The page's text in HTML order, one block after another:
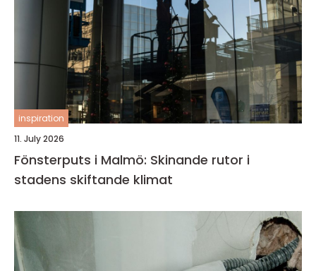
inspiration
11. July 2026
Fönsterputs i Malmö: Skinande rutor i
stadens skiftande klimat